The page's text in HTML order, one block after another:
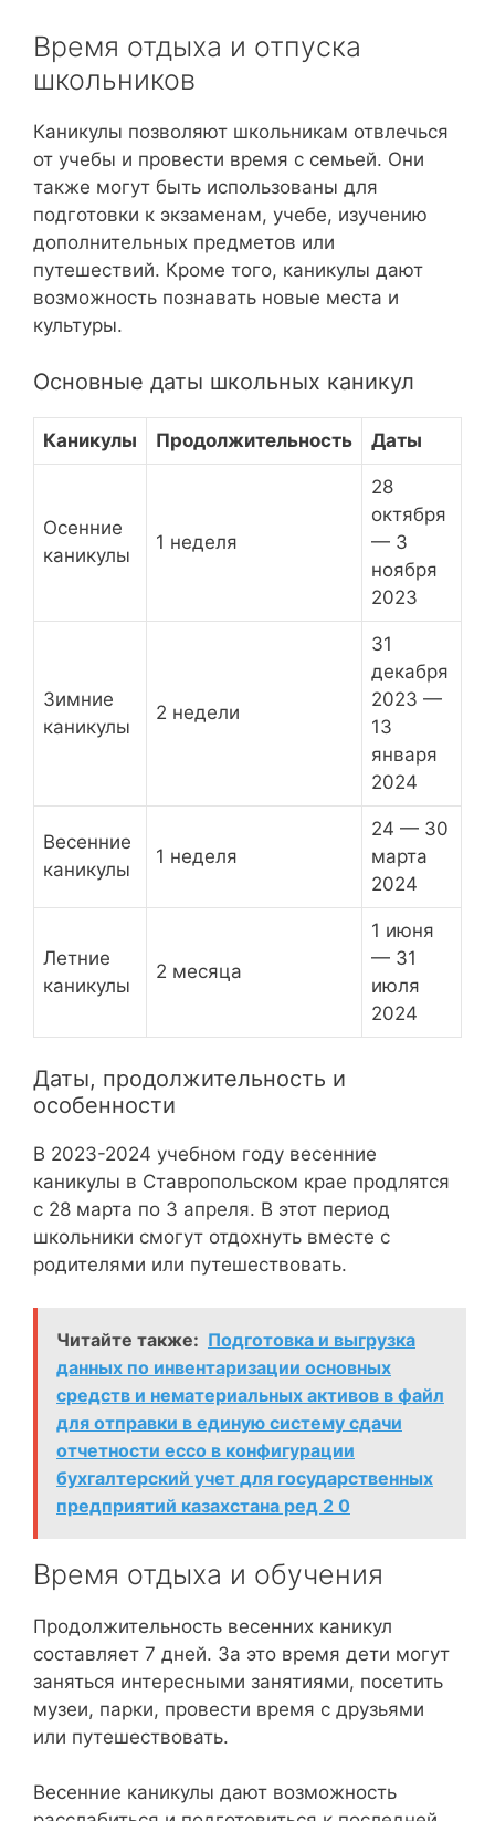
Время отдыха и отпуска
школьников
Каникулы позволяют школьникам отвлечься
от учебы и провести время с семьей. Они
также могут быть использованы для
подготовки к экзаменам, учебе, изучению
дополнительных предметов или
путешествий. Кроме того, каникулы дают
возможность познавать новые места и
культуры.
Основные даты школьных каникул
Каникулы Продолжительность Даты
Осенние
каникулы
1 неделя
28
октября
— 3
ноября
2023
Зимние
каникулы
2 недели
31
декабря
2023 —
13
января
2024
Весенние
каникулы
1 неделя
24 — 30
марта
2024
Летние
каникулы
2 месяца
1 июня
— 31
июля
2024
Даты, продолжительность и
особенности
В 2023-2024 учебном году весенние
каникулы в Ставропольском крае продлятся
с 28 марта по 3 апреля. В этот период
школьники смогут отдохнуть вместе с
родителями или путешествовать.
Читайте также: Подготовка и выгрузка
данных по инвентаризации основных
средств и нематериальных активов в файл
для отправки в единую систему сдачи
отчетности ессо в конфигурации
бухгалтерский учет для государственных
предприятий казахстана ред 2 0
Время отдыха и обучения
Продолжительность весенних каникул
составляет 7 дней. За это время дети могут
заняться интересными занятиями, посетить
музеи, парки, провести время с друзьями
или путешествовать.
Весенние каникулы дают возможность